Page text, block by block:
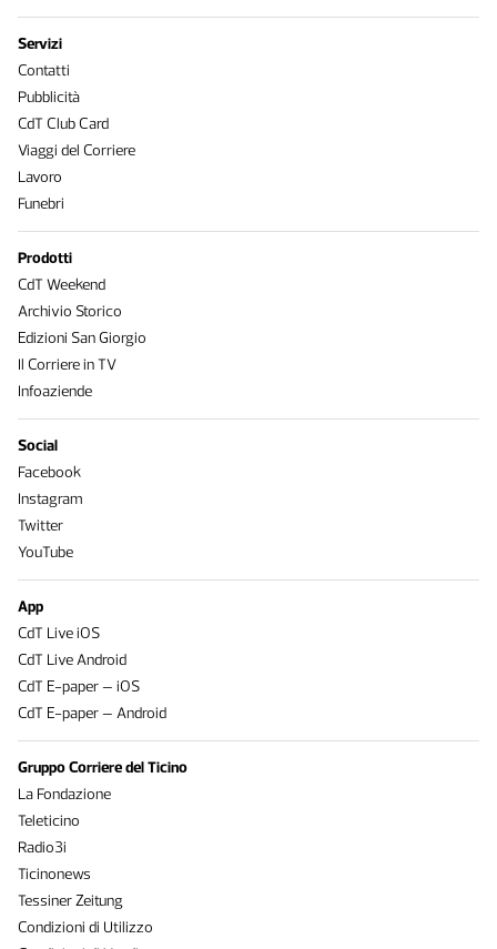
Servizi
Contatti
Pubblicità
CdT Club Card
Viaggi del Corriere
Lavoro
Funebri
Prodotti
CdT Weekend
Archivio Storico
Edizioni San Giorgio
Il Corriere in TV
Infoaziende
Social
Facebook
Instagram
Twitter
YouTube
App
CdT Live iOS
CdT Live Android
CdT E-paper – iOS
CdT E-paper – Android
Gruppo Corriere del Ticino
La Fondazione
Teleticino
Radio3i
Ticinonews
Tessiner Zeitung
Condizioni di Utilizzo